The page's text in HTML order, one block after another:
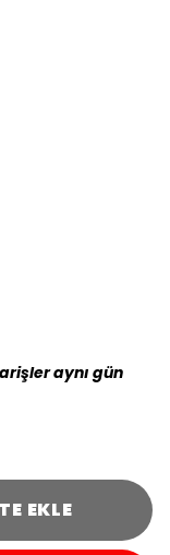
aynı gün
EKLE